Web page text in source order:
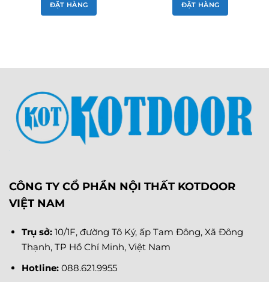
ĐẶT HÀNG ĐẶT HÀNG
CÔNG TY CỔ PHẦN NỘI THẤT KOTDOOR
VIỆT NAM
Trụ sở: 10/1F, đường Tô Ký, ấp Tam Đông, Xã Đông
Thạnh, TP Hồ Chí Minh, Việt Nam
Hotline: 088.621.9955